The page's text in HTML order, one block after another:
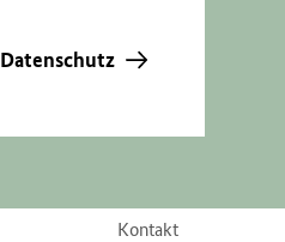
Datenschutz
Kontakt